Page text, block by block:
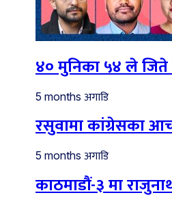
४० मुनिका ५४ ले जिते
5 months अगाडि
रसुवामा कांग्रेसका
5 months अगाडि
काठमाडौं-३ मा